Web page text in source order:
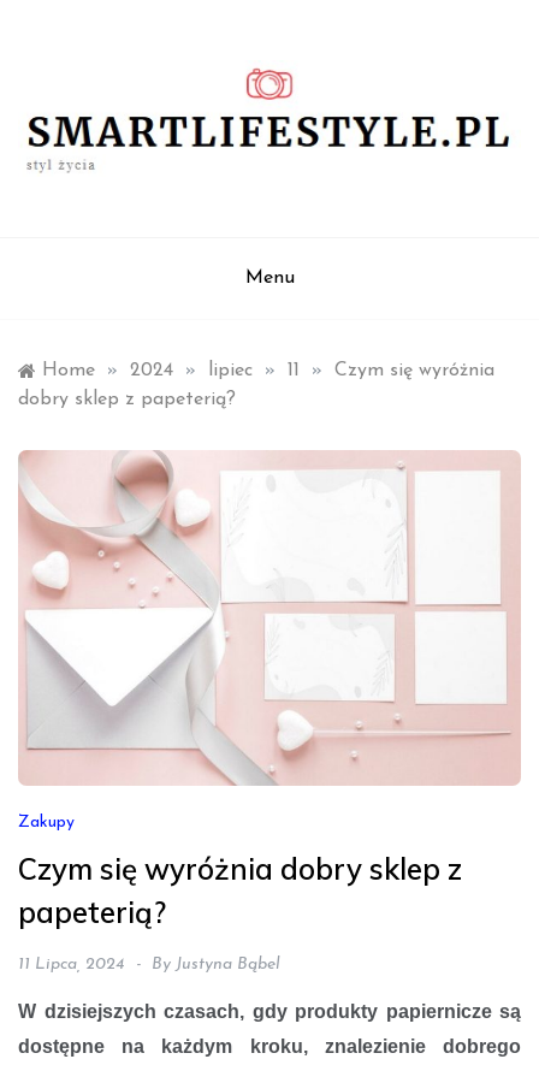
Menu
Home » 2024 » lipiec » 11 »
Czym się wyróżnia
dobry sklep z papeterią?
Zakupy
Czym się wyróżnia dobry sklep z
papeterią?
11 Lipca, 2024 By Justyna Bąbel
W dzisiejszych czasach, gdy produkty papiernicze są
dostępne na każdym kroku, znalezienie dobrego